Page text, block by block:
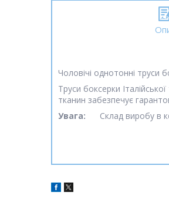
Чоловічі однотонні труси
Труси боксерки
тканин забезпечує
Увага:
Склад виробу в